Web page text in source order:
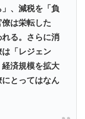
、減税を「負
は栄転した
る。さらに消
「レジェン
経済規模を拡大
とってはなん